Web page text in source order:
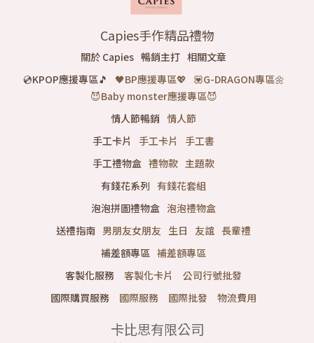
Capies手作精品禮物
關於 Capies 暢銷主打 相關文章
💿KPOP應援專區🎵
🖤BP應援專區💖 💟G-DRAGON專區🌼
😈Baby monster應援專區😈
情人節暢銷 情人節
手工卡片
手工卡片
手工書
手工禮物盒 禮物款 主題款
有錢花系列 有錢花套組
泡泡拼圖禮物盒 泡泡禮物盒
送禮指南 男朋友女朋友 生日 友誼 長輩禮
補差額專區 補差額專區
客製化服務
客製化卡片
公司行號批發
國際購買服務
國際服務 國際批發 物流費用
卡比思有限公司